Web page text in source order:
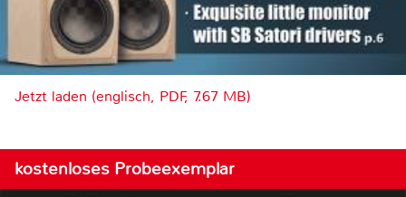
Jetzt laden (englisch, PDF, 7.67 MB)
kostenloses Probeexemplar